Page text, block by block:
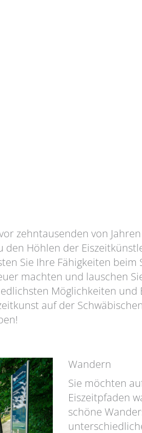
zehntausenden von
den Höhlen der
Sie Ihre Fähigkeiten beim
machten und lauschen
Möglichkeiten und
auf der
Wandern
Sie möchten
Eiszeitpfaden
schöne